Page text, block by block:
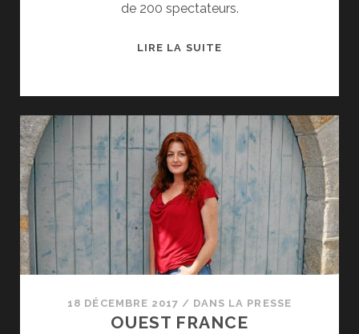
de 200 spectateurs.
LIRE LA SUITETELEGRAMME
18 DÉCEMBRE 2017 / DANS LA PRESSE
OUEST FRANCE